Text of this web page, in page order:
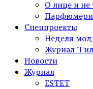
О лице и не
Спецпроекты
Неделя
Журнал
Новости
Журнал
ESTET